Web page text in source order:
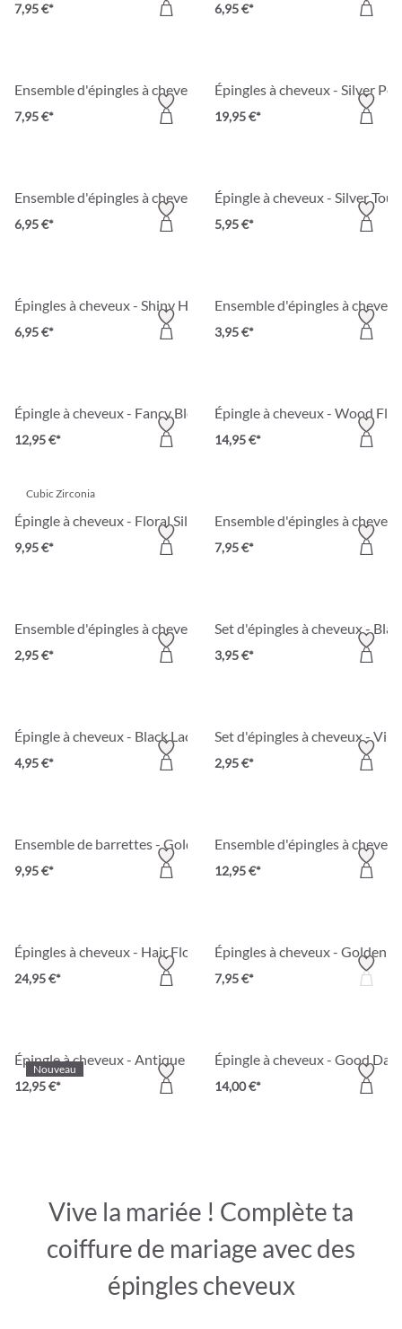
7,95 €* 6,95 €*
Ensemble d'épingles à cheveux - White Flowers
7,95 €*
Épingles à cheveux - Silver
19,95 €*
Ensemble d'épingles à cheveux - Sweet Wedding
6,95 €*
Épingle à cheveux - Silver
5,95 €*
Épingles à cheveux - Shiny Hair
6,95 €*
Ensemble d'épingles à
3,95 €*
Épingle à cheveux - Fancy Blossom
12,95 €*
Épingle à cheveux - Wood
14,95 €*
Cubic Zirconia
Épingle à cheveux - Floral Silver
9,95 €*
Ensemble d'épingles à
7,95 €*
Ensemble d'épingles à cheveux - Black
2,95 €*
Set d'épingles à cheveux -
3,95 €*
Épingle à cheveux - Black Lace
4,95 €*
Set d'épingles à cheveux -
2,95 €*
Ensemble de barrettes - Golden Duo
9,95 €*
Ensemble d'épingles à
12,95 €*
Épingles à cheveux - Hair Flower
24,95 €*
Épingles à cheveux - Golden
7,95 €*
Nouveau
Épingle à cheveux - Antique Flower
12,95 €*
Épingle à cheveux - Good Day
14,00 €*
Vive la mariée ! Complète ta
coiffure de mariage avec des
épingles cheveux